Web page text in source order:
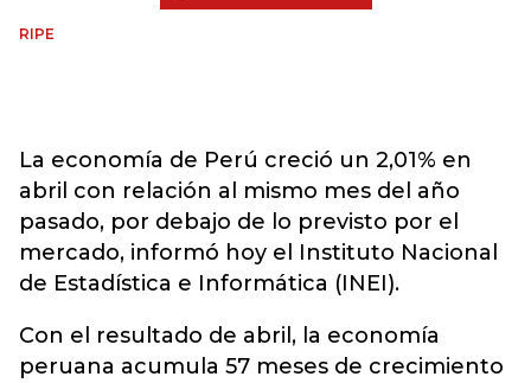
RIPE
La economía de Perú creció un 2,01% en
abril con relación al mismo mes del año
pasado, por debajo de lo previsto por el
mercado, informó hoy el Instituto Nacional
de Estadística e Informática (INEI).
Con el resultado de abril, la economía
peruana acumula 57 meses de crecimiento